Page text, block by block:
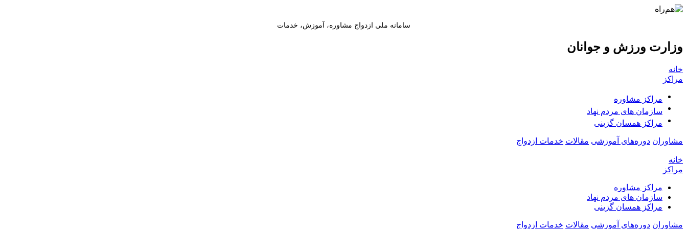
سامانه ملی ازدواج مشاوره، آموزش، خدمات
وزارت ورزش و جوانان
خانه
مراکز
مراکز مشاوره
سازمان های مردم نهاد
مراکز همسان گزینی
مشاوران دوره‌های آموزشی مقالات خدمات ازدواج
خانه
مراکز
مراکز مشاوره
سازمان های مردم نهاد
مراکز همسان گزینی
مشاوران دوره‌های آموزشی مقالات خدمات ازدواج